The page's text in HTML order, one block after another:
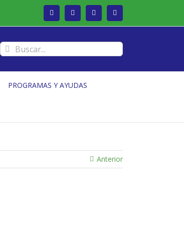
Facebook Twitter Instagram
Buscar:
PROGRAMAS Y AYUDAS
Anterior